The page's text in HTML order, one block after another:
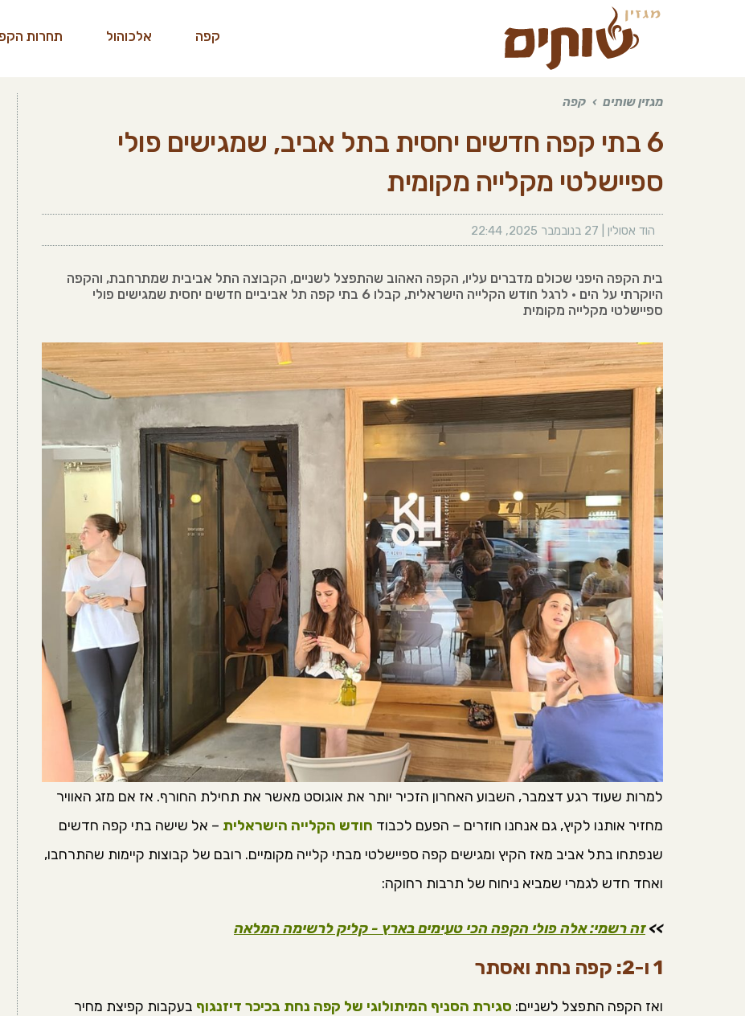
קפה אלכוהול תחרות
מגזין שותים › קפה
6 בתי קפה חדשים יחסית בתל אביב, שמגישים פולי
ספיישלטי מקלייה מקומית
הוד אסולין 27 בנובמבר 2025 ,
22:44
בית הקפה היפני שכולם מדברים עליו, הקפה האהוב שהתפצל לשניים, הקבוצה התל אביבית שמתרחבת, והקפה
היוקרתי על הים • לרגל חודש הקלייה הישראלית, קבלו 6 בתי קפה תל אביביים חדשים יחסית שמגישים פולי
ספיישלטי מקלייה מקומית
למרות שעוד רגע דצמבר, השבוע האחרון הזכיר יותר את אוגוסט מאשר את תחילת החורף. אז אם מזג האוויר
מחזיר אותנו לקיץ, גם אנחנו חוזרים – הפעם לכבוד חודש הקלייה הישראלית – אל שישה בתי קפה חדשים
שנפתחו בתל אביב מאז הקיץ ומגישים קפה ספיישלטי מבתי קלייה מקומיים. רובם של קבוצות קיימות שהתרחבו,
ואחד חדש לגמרי שמביא ניחוח של תרבות רחוקה:
>>זה רשמי: אלה פולי הקפה הכי טעימים בארץ - קליק לרשימה המלאה
1 ו-2: קפה נחת ואסתר
ואז הקפה התפצל לשניים: סגירת הסניף המיתולוגי של קפה נחת בכיכר דיזנגוף בעקבות קפיצת מחיר